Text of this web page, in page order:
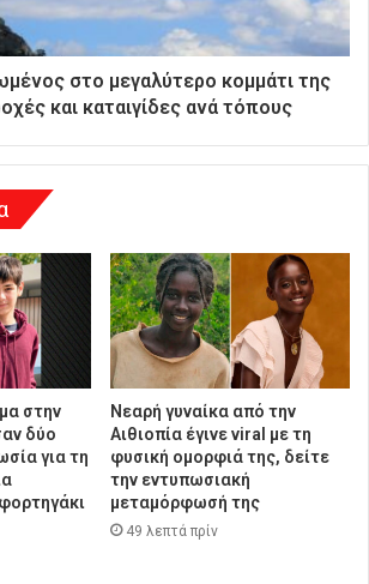
στο μεγαλύτερο κομμάτι της
και καταιγίδες ανά τόπους
στην
δύο
για τη
Νεαρή γυναίκα από την
Αιθιοπία έγινε viral με τη
φυσική ομορφιά της, δείτε
την εντυπωσιακή
μεταμόρφωσή της
49 λεπτά πρίν